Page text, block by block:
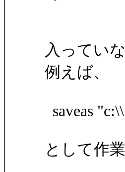
入ってい
例えば、
saveas
として作